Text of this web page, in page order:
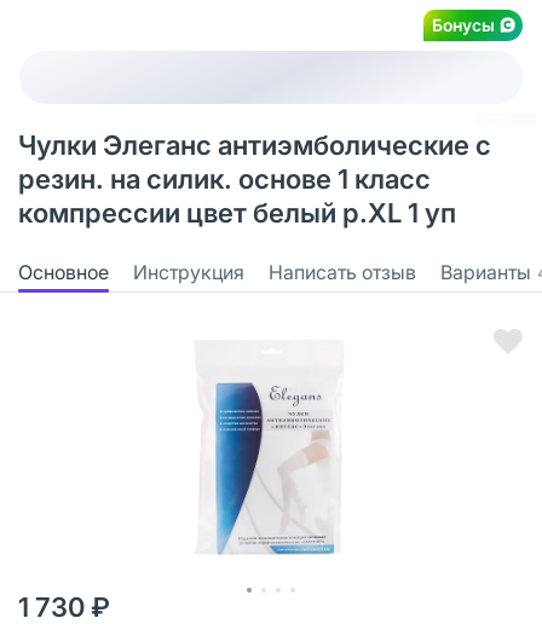
Бонусы
Чулки Элеганс антиэмболические с
резин. на силик. основе 1 класс
компрессии цвет белый р.XL 1 уп
Основное Инструкция Написать отзыв Варианты
1 730 ₽